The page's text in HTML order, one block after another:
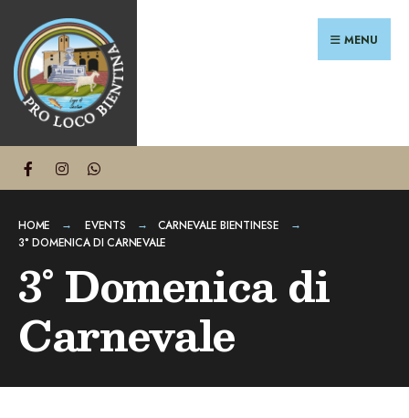
to
content
MENU
HOME EVENTS
CARNEVALE BIENTINESE
3° DOMENICA DI CARNEVALE
3° Domenica di
Carnevale
for: